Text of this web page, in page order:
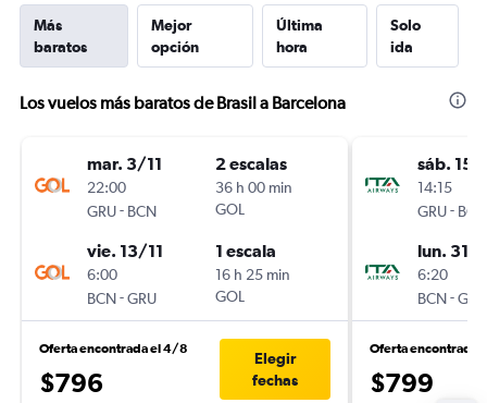
Más
baratos
Mejor
opción
Última
hora
Solo
ida
Los vuelos más baratos de Brasil a Barcelona
mar. 3/11
22:00
GRU- BCN
2 escalas
36 h 00 min
GOL
vie. 13/11
6:00
BCN-GRU
1 escala
16 h 25 min
GOL
Oferta encontrada el 4/8
$796
Elegir
fechas
sáb. 15/
14:15
GRU- BCN
lun. 31/
6:20
BCN-GRU
Oferta encontrada
$799